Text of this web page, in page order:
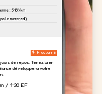
: 5'18''/km
le mercredi)
Fractionné
de repos. Tenez bien
développera votre
/ 1’30 EF